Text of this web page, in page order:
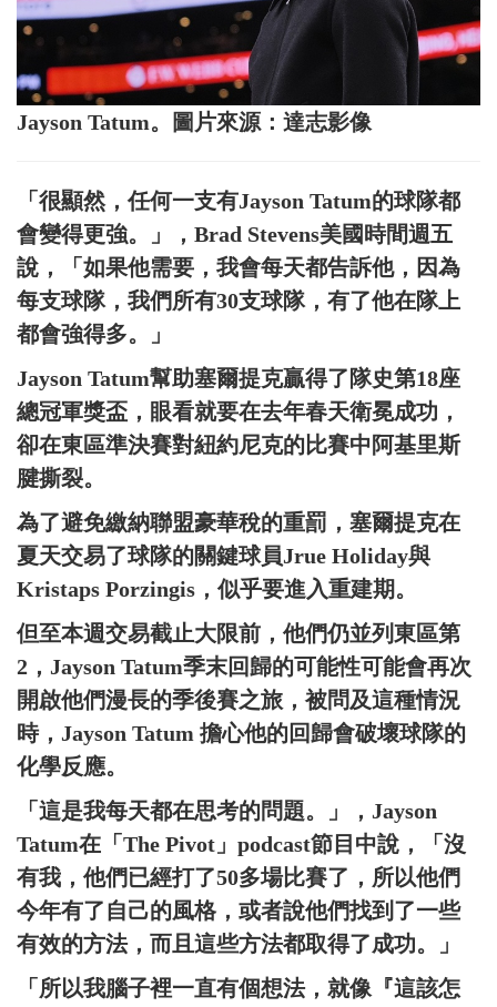
Jayson Tatum。圖片來源：達志影像
「很顯然，任何一支有Jayson Tatum的球隊都
會變得更強。」，Brad Stevens美國時間週五
說，「如果他需要，我會每天都告訴他，因為
每支球隊，我們所有30支球隊，有了他在隊上
都會強得多。」
Jayson Tatum幫助塞爾提克贏得了隊史第18座
總冠軍獎盃，眼看就要在去年春天衛冕成功，
卻在東區準決賽對紐約尼克的比賽中阿基里斯
腱撕裂。
為了避免繳納聯盟豪華稅的重罰，塞爾提克在
夏天交易了球隊的關鍵球員Jrue Holiday與
Kristaps Porzingis，似乎要進入重建期。
但至本週交易截止大限前，他們仍並列東區第
2，Jayson Tatum季末回歸的可能性可能會再次
開啟他們漫長的季後賽之旅，被問及這種情況
時，Jayson Tatum 擔心他的回歸會破壞球隊的
化學反應。
「這是我每天都在思考的問題。」，Jayson
Tatum在「The Pivot」podcast節目中說，「沒
有我，他們已經打了50多場比賽了，所以他們
今年有了自己的風格，或者說他們找到了一些
有效的方法，而且這些方法都取得了成功。」
「所以我腦子裡一直有個想法，就像『這該怎